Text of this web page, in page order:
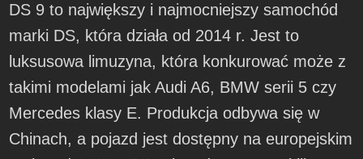
DS 9 to największy i najmocniejszy samochód
marki DS, która działa od 2014 r. Jest to
luksusowa limuzyna, która konkurować może z
takimi modelami jak Audi A6, BMW serii 5 czy
Mercedes klasy E. Produkcja odbywa się w
Chinach, a pojazd jest dostępny na europejskim